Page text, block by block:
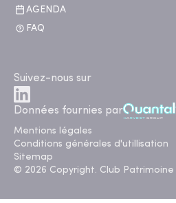
AGENDA
FAQ
Suivez-nous sur
Données fournies par
Mentions légales
Conditions générales d'utillisation
Sitemap
© 2026 Copyright. Club Patrimoine